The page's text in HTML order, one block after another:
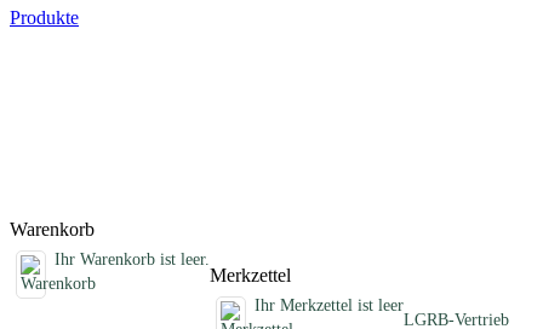
Produkte
Warenkorb
Ihr Warenkorb ist leer.
Merkzettel
Ihr Merkzettel ist leer
LGRB-Vertrieb